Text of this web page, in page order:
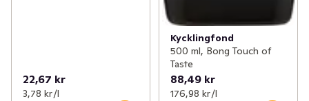
22,67 kr
3,78 kr /l
Kycklingfond
500 ml, Bong Touch of
Taste
88,49 kr
176,98 kr /l